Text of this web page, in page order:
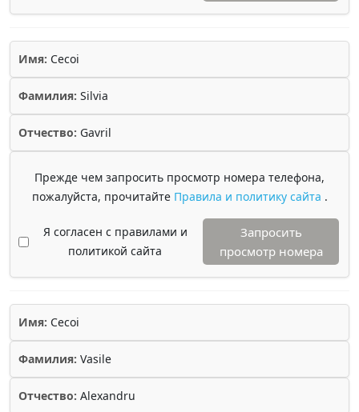
Имя: Cecoi
Фамилия: Silvia
Отчество: Gavril
Прежде чем запросить просмотр номера телефона,
пожалуйста, прочитайте Правила и политику сайта .
Я согласен с правилами и
политикой сайта
Запросить
просмотр номера
Имя: Cecoi
Фамилия: Vasile
Отчество: Alexandru